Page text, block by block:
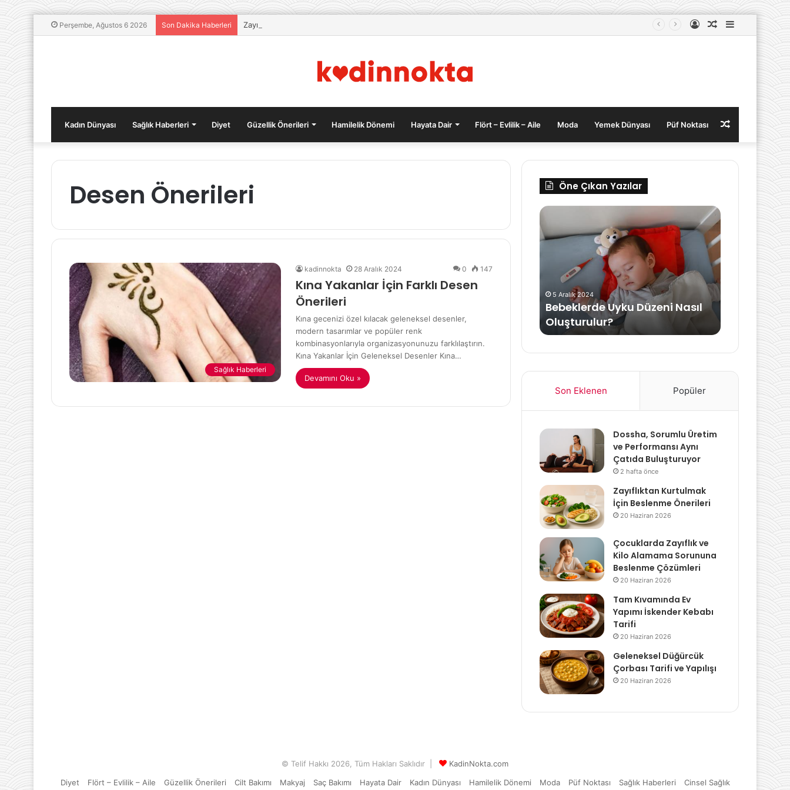
Perşembe, Ağustos 6 2026 Son Dakika Haberleri Zayıflıktan Kurtulmak İçin Beslenme Önerileri
Kenar
Bölmesi
Rastgele
Kayıt
Kadın Dünyası Sağlık Haberleri Diyet Güzellik Önerileri Hamilelik Dönemi Hayata Dair Flört – Evlilik – Aile Moda Yemek Dünyası Püf Noktası Rastgele
Makale
Desen Önerileri
Sağlık Haberleri
kadinnokta 28 Aralık 2024 0 147
Kına Yakanlar İçin Farklı Desen
Önerileri
Kına gecenizi özel kılacak geleneksel desenler,
modern tasarımlar ve popüler renk
kombinasyonlarıyla organizasyonunuzu farklılaştırın.
Kına Yakanlar İçin Geleneksel Desenler Kına…
Devamını Oku »
Öne Çıkan Yazılar
Yöntemler
10 Şubat 2025
Kaygı Yönetimi İçin
Kullanılabilecek Doğal
Yöntemler
Havuçlu tarçınlı kek
Bebeklerde
Uyku
Düzeni
Oluşturulur?
5 Aralık 2024
Bebeklerde Uyku Düzeni Nasıl
Oluşturulur?
Bebeklerde
Sağlığı:
Edilmesi
11 Kasım 2025
Edilmesi
Son Eklenen Popüler
Dossha, Sorumlu Üretim
ve Performansı Aynı
Çatıda Buluşturuyor
2 hafta önce
Zayıflıktan Kurtulmak
İçin Beslenme Önerileri
20 Haziran 2026
Çocuklarda Zayıflık ve
Kilo Alamama Sorununa
Beslenme Çözümleri
20 Haziran 2026
Tam Kıvamında Ev
Yapımı İskender Kebabı
Tarifi
20 Haziran 2026
Geleneksel Düğürcük
Çorbası Tarifi ve Yapılışı
20 Haziran 2026
© Telif Hakkı 2026, Tüm Hakları Saklıdır |
KadinNokta.com
Diyet
Flört – Evlilik – Aile Güzellik Önerileri Cilt Bakımı Makyaj Saç Bakımı Hayata Dair Kadın Dünyası Hamilelik Dönemi Moda Püf Noktası Sağlık Haberleri Cinsel Sağlık